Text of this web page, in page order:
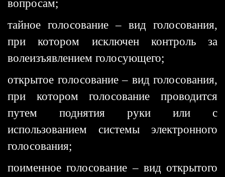
вопросам;
тайное голосование – вид голосования,
при котором исключен контроль за
волеизъявлением голосующего;
открытое голосование – вид голосования,
при котором голосование проводится
путем поднятия руки или с
использованием системы электронного
голосования;
поименное голосование – вид открытого